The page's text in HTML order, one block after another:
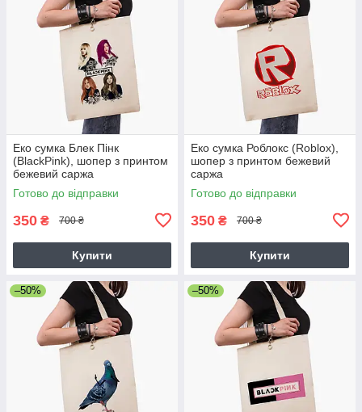
Еко сумка Блек Пінк
(BlackPink), шопер з принтом
бежевий саржа
Готово до відправки
350 ₴ 700 ₴
Купити
Еко сумка Роблокс (Roblox),
шопер з принтом бежевий
саржа
Готово до відправки
350 ₴ 700 ₴
Купити
–50% –50%